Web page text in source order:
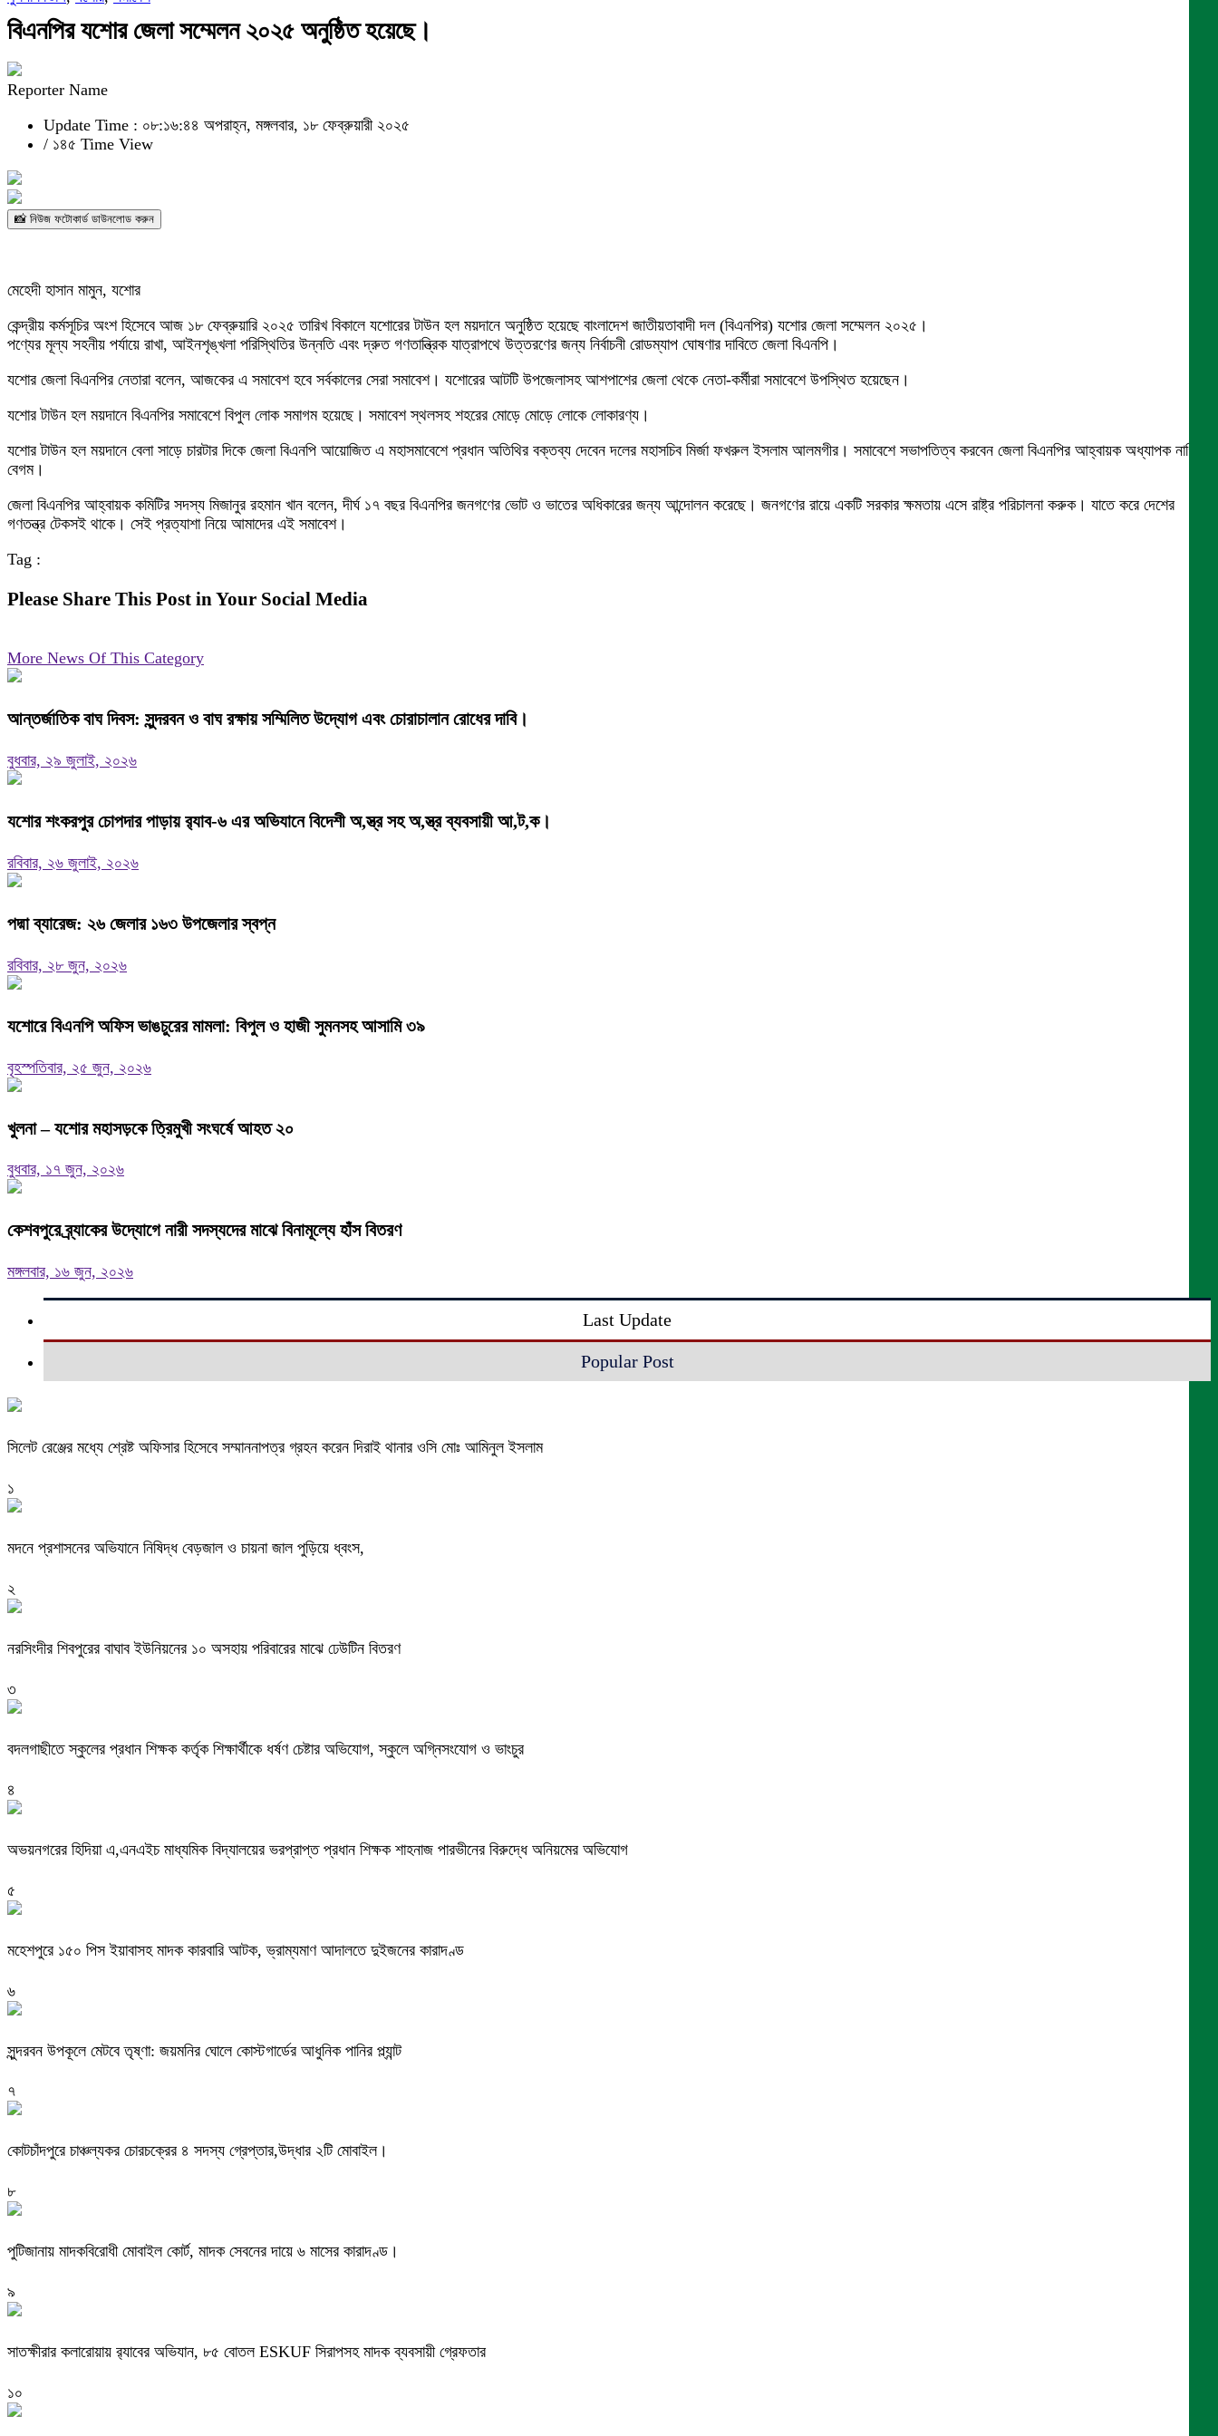
বিএনপির যশোর জেলা সম্মেলন ২০২৫ অনুষ্ঠিত হয়েছে।
Reporter Name
Update Time : ০৮:১৬:৪৪ অপরাহ্ন, মঙ্গলবার, ১৮ ফেব্রুয়ারী ২০২৫
/ ১৪৫ Time View
📸 নিউজ ফটোকার্ড ডাউনলোড করুন
মেহেদী হাসান মামুন, যশোর
কেন্দ্রীয় কর্মসূচির অংশ হিসেবে আজ ১৮ ফেব্রুয়ারি ২০২৫ তারিখ বিকালে যশোরের টাউন হল ময়দানে অনুষ্ঠিত হয়েছে বাংলাদেশ জাতীয়তাবাদী দল (বিএনপির) যশোর জেলা সম্মেলন ২০২৫।
পণ্যের মূল্য সহনীয় পর্যায়ে রাখা, আইনশৃঙ্খলা পরিস্থিতির উন্নতি এবং দ্রুত গণতান্ত্রিক যাত্রাপথে উত্তরণের জন্য নির্বাচনী রোডম্যাপ ঘোষণার দাবিতে জেলা বিএনপি।
যশোর জেলা বিএনপির নেতারা বলেন, আজকের এ সমাবেশ হবে সর্বকালের সেরা সমাবেশ। যশোরের আটটি উপজেলাসহ আশপাশের জেলা থেকে নেতা-কর্মীরা সমাবেশে উপস্থিত হয়েছেন।
যশোর টাউন হল ময়দানে বিএনপির সমাবেশে বিপুল লোক সমাগম হয়েছে। সমাবেশ স্থলসহ শহরের মোড়ে মোড়ে লোকে লোকারণ্য।
যশোর টাউন হল ময়দানে বেলা সাড়ে চারটার দিকে জেলা বিএনপি আয়োজিত এ মহাসমাবেশে প্রধান অতিথির বক্তব্য দেবেন দলের মহাসচিব মির্জা ফখরুল ইসলাম আলমগীর। সমাবেশে সভাপতিত্ব করবেন জেলা বিএনপির আহ্বায়ক অধ্যাপক নার্গিস
বেগম।
জেলা বিএনপির আহ্বায়ক কমিটির সদস্য মিজানুর রহমান খান বলেন, দীর্ঘ ১৭ বছর বিএনপির জনগণের ভোট ও ভাতের অধিকারের জন্য আন্দোলন করেছে। জনগণের রায়ে একটি সরকার ক্ষমতায় এসে রাষ্ট্র পরিচালনা করুক। যাতে করে দেশের
গণতন্ত্র টেকসই থাকে। সেই প্রত্যাশা নিয়ে আমাদের এই সমাবেশ।
Tag :
Please Share This Post in Your Social Media
More News Of This Category
আন্তর্জাতিক বাঘ দিবস: সুন্দরবন ও বাঘ রক্ষায় সম্মিলিত উদ্যোগ এবং চোরাচালান রোধের দাবি।
বুধবার, ২৯ জুলাই, ২০২৬
যশোর শংকরপুর চোপদার পাড়ায় র‍্যাব-৬ এর অভিযানে বিদেশী অ,স্ত্র সহ অ,স্ত্র ব্যবসায়ী আ,ট,ক।
রবিবার, ২৬ জুলাই, ২০২৬
পদ্মা ব্যারেজ: ২৬ জেলার ১৬৩ উপজেলার স্বপ্ন
রবিবার, ২৮ জুন, ২০২৬
যশোরে বিএনপি অফিস ভাঙচুরের মামলা: বিপুল ও হাজী সুমনসহ আসামি ৩৯
বৃহস্পতিবার, ২৫ জুন, ২০২৬
খুলনা – যশোর মহাসড়কে ত্রিমুখী সংঘর্ষে আহত ২০
বুধবার, ১৭ জুন, ২০২৬
কেশবপুরে ব্র্যাকের উদ্যোগে নারী সদস্যদের মাঝে বিনামূল্যে হাঁস বিতরণ
মঙ্গলবার, ১৬ জুন, ২০২৬
Last Update
Popular Post
সিলেট রেঞ্জের মধ্যে শ্রেষ্ট অফিসার হিসেবে সম্মাননাপত্র গ্রহন করেন দিরাই থানার ওসি মোঃ আমিনুল ইসলাম
১
মদনে প্রশাসনের অভিযানে নিষিদ্ধ বেড়জাল ও চায়না জাল পুড়িয়ে ধ্বংস,
২
নরসিংদীর শিবপুরের বাঘাব ইউনিয়নের ১০ অসহায় পরিবারের মাঝে ঢেউটিন বিতরণ
৩
বদলগাছীতে স্কুলের প্রধান শিক্ষক কর্তৃক শিক্ষার্থীকে ধর্ষণ চেষ্টার অভিযোগ, স্কুলে অগ্নিসংযোগ ও ভাংচুর
৪
অভয়নগরের হিদিয়া এ,এনএইচ মাধ্যমিক বিদ্যালয়ের ভরপ্রাপ্ত প্রধান শিক্ষক শাহনাজ পারভীনের বিরুদ্ধে অনিয়মের অভিযোগ
৫
মহেশপুরে ১৫০ পিস ইয়াবাসহ মাদক কারবারি আটক, ভ্রাম্যমাণ আদালতে দুইজনের কারাদণ্ড
৬
সুন্দরবন উপকূলে মেটবে তৃষ্ণা: জয়মনির ঘোলে কোস্টগার্ডের আধুনিক পানির প্ল্যান্ট
৭
কোটচাঁদপুরে চাঞ্চল্যকর চোরচক্রের ৪ সদস্য গ্রেপ্তার,উদ্ধার ২টি মোবাইল।
৮
পুটিজানায় মাদকবিরোধী মোবাইল কোর্ট, মাদক সেবনের দায়ে ৬ মাসের কারাদণ্ড।
৯
সাতক্ষীরার কলারোয়ায় র‍্যাবের অভিযান, ৮৫ বোতল ESKUF সিরাপসহ মাদক ব্যবসায়ী গ্রেফতার
১০